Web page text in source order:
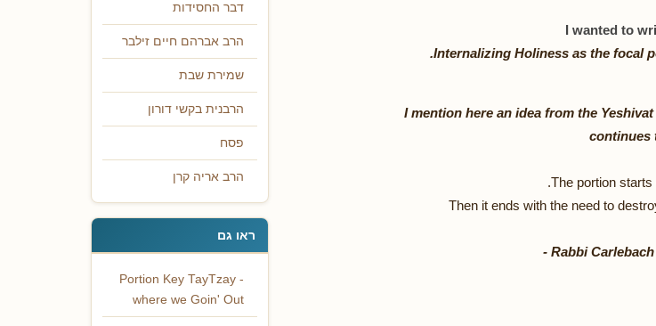
I wanted to
Internalizing Holiness as the focal
I mention here an idea from the
continues
The portion starts
Then it ends with the need to
דבר החסידות
הרב אברהם חיים זילבר
שמירת שבת
הרבנית בקשי דורון
פסח
הרב אריה קרן
ראו גם
Portion Key TayTzay -
where we Goin' Out